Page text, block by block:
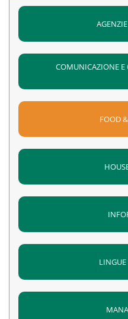
COMUNICAZIONE E
FOOD
LINGUE